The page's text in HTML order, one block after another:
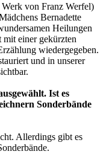
von Franz Werfel)
Bernadette
Heilungen
einer gekürzten
wiedergegeben.
und in unserer
Ist es
Sonderbände
Allerdings gibt es